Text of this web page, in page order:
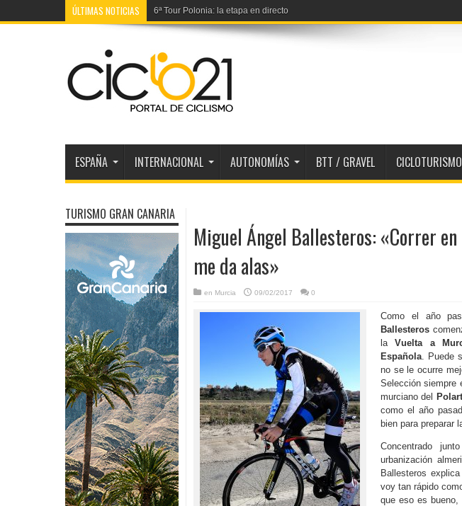
ÚLTIMAS NOTICIAS 6ª Tour Polonia: la etapa en directo
ESPAÑA INTERNACIONAL AUTONOMÍAS BTT / GRAVEL CICLOTURISMO
Miguel Ángel Ballesteros: «Correr
me da alas»
en Murcia 09/02/2017 0
Como el año
Ballesteros
laVuelta a
Española. Puede
no se le ocurre
Selección siempre
murciano del
como el año
bien para preparar
Concentrado
urbanización
Ballesteros
voy tan rápido
que eso es
TURISMO GRAN CANARIA